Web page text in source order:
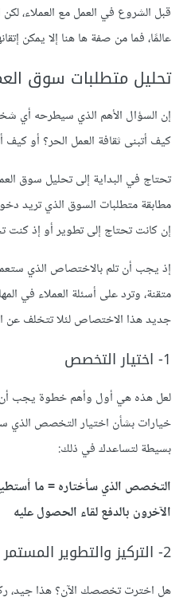
قبل الشروع في العمل مع العملاء، لكن
عالمًا، فما من صفة ها هنا إلا يمكن
تحليل متطلبات سوق
إن السؤال الأهم الذي سيطرحه
كيف أتبنى ثقافة العمل الحر؟ أو كيف
تحتاج في البداية إلى تحليل سوق
مطابقة متطلبات السوق الذي تريد
إن كانت تحتاج إلى تطوير أو إذ كنت
إذ يجب أن تلم بالاختصاص الذي
متقنة، وترد على أسئلة العملاء في
جديد هذا الاختصاص لئلا تتخلف عن
1- اختيار التخصص
لعل هذه هي أول وأهم خطوة يجب أن
خيارات بشأن اختيار التخصص الذي
بسيطة لتساعدك في ذلك:
التخصص الذي سأختاره=ما
الآخرون بالدفع لقاء الحصول عليه
2- التركيز والتطوير المستمر في التخصص
هل اخترت تخصصك الآن؟ هذا جيد،